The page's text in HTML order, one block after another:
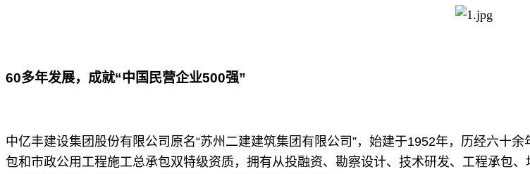
60多年发展，成就“中国民营企业500强”
中亿丰建设集团股份有限公司原名“苏州二建建筑集团有限公司”，始建于1952年，历经六十
包和市政公用工程施工总承包双特级资质，拥有从投融资、勘察设计、技术研发、工程承包